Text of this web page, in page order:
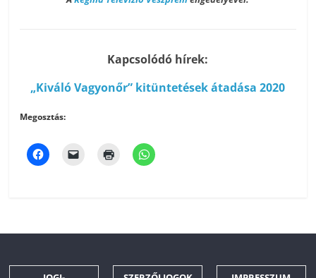
Kapcsolódó hírek:
„Kiváló Vagyonőr” kitüntetések átadása 2020
Megosztás: